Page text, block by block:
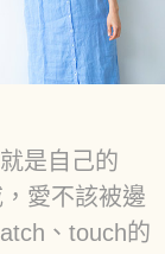
是自己的
愛不該被邊
、touch的